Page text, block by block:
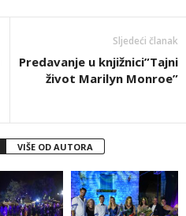
Sljedeći članak
Predavanje u knjižnici”Tajni
život Marilyn Monroe”
VIŠE OD AUTORA